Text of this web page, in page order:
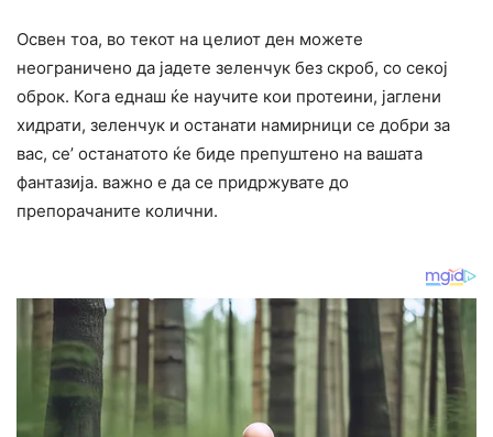
Освен тоа, во текот на целиот ден можете
неограничено да јадете зеленчук без скроб, со секој
оброк. Кога еднаш ќе научите кои протеини, јаглени
хидрати, зеленчук и останати намирници се добри за
вас, се’ останатото ќе биде препуштено на вашата
фантазија. важно е да се придржувате до
препорачаните колични.